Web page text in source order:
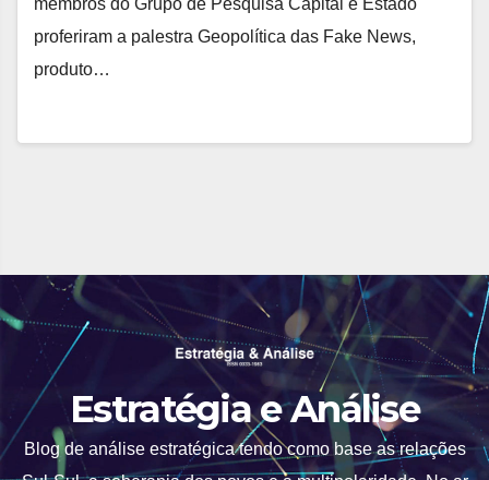
membros do Grupo de Pesquisa Capital e Estado
proferiram a palestra Geopolítica das Fake News,
produto…
Estratégia e Análise
Blog de análise estratégica tendo como base as relações